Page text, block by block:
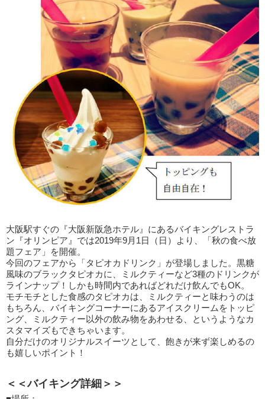
大阪駅すぐの『大阪新阪急ホテル』にあるバイキングレストラ
ン『オリンピア』では2019年9月1日（日）より、「秋の食べ放
題フェア」を開催。
今回のフェアから「タピオカドリンク」が登場しました。黒糖
風味のブラックタピオカに、ミルクティーなど3種のドリンクが
ラインナップ！しかも時間内であればどれだけ飲んでもOK。
モチモチとした食感のタピオカは、ミルクティーと味わうのは
もちろん、バイキングコーナーにあるアイスクリームをトッピ
ング、ミルクティー以外の飲み物をあわせる、というようなカ
スタマイズもできちゃいます。
自分だけのオリジナルスイーツとして、飽きが来ず楽しめるの
も嬉しいポイント！
＜＜バイキング詳細＞＞